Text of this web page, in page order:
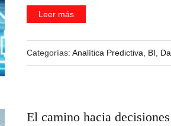
Leer más
Categorías: Analítica Predictiva BI
El camino hacia